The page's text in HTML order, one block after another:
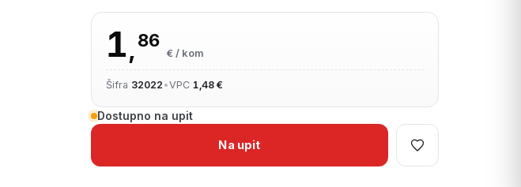
1,86
€ / kom
Šifra 32022 •VPC 1,48 €
Dostupno na upit
Na upit